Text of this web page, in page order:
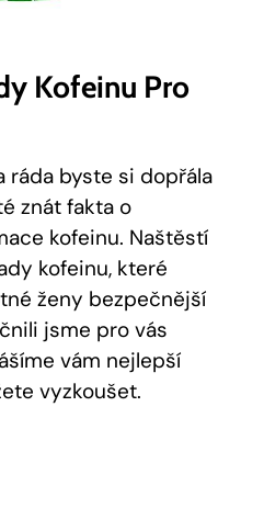
Kofeinu Pro
ráda byste si⁤ dopřála⁢
znát fakta o
kofeinu. Naštěstí
kofeinu, které
ženy bezpečnější
jsme pro vás
vám nejlepší
vyzkoušet.